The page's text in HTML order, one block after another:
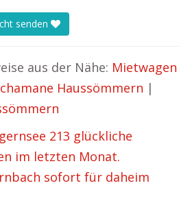
senden
aus der Nähe: Mietwagen
Haussömmern |
213 glückliche
im letzten Monat.
sofort für daheim